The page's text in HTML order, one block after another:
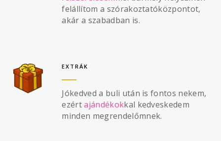
felállítom a szórakoztatóközpontot,
akár a szabadban is.
EXTRÁK
Jókedved a buli után is fontos nekem,
ezértajándékokkal kedveskedem
minden megrendelőmnek.